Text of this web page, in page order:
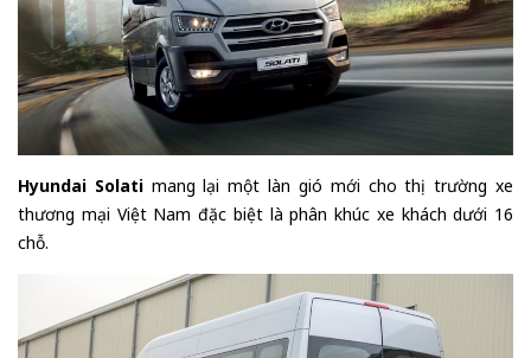
Hyundai Solatimang lại một làn gió mới cho thị trường xe
thương mại Việt Nam đặc biệt là phân khúc xe khách dưới 16
chỗ.